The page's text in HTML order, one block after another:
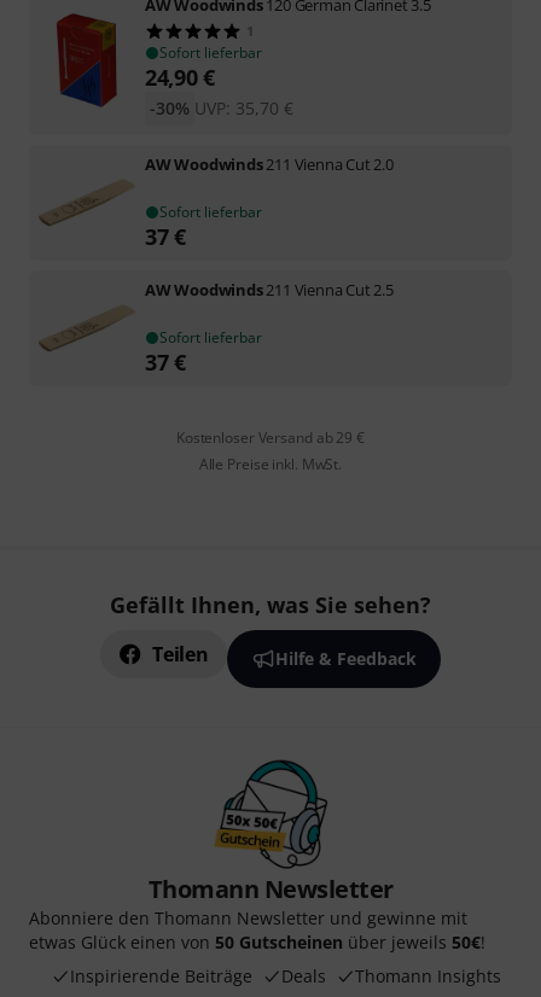
1
Sofort lieferbar
24,90€
UVP: 35,70 €
-30%
AW Woodwinds211 Vienna Cut 2.0
Sofort lieferbar
37€
AW Woodwinds211 Vienna Cut 2.5
Sofort lieferbar
37€
Kostenloser Versand ab 29 €
Alle Preise inkl. MwSt.
Gefällt Ihnen, was Sie sehen?
Teilen Hilfe & Feedback
Thomann Newsletter
Abonniere den Thomann Newsletter und gewinne mit
etwas Glück einen von 50 Gutscheinen über jeweils 50€!
Inspirierende Beiträge
Deals Thomann Insights